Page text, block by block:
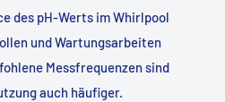
des pH-Werts im Whirlpool
und Wartungsarbeiten
Messfrequenzen sind
auch häufiger.